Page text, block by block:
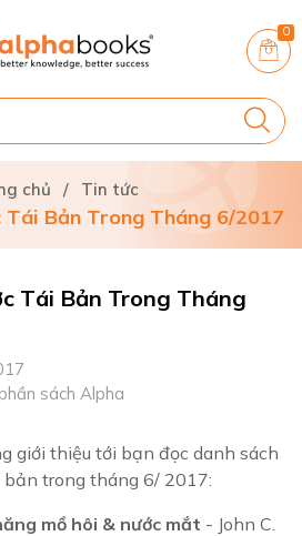
0
chủ / Tin tức
Bản Trong Tháng 6/2017
Tái Bản Trong Tháng
sách Alpha
giới thiệu tới bạn đọc danh sách
bản trong tháng 6/ 2017:
mồ hôi & nước mắt - John C.